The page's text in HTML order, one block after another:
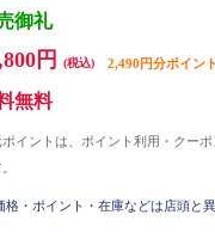
御礼
円 (税込) 2,490円分ポイン
無料
ポイントは、ポイント利用・クー
格・ポイント・在庫などは店頭と